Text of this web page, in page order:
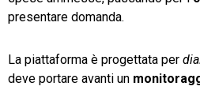
presentare domanda.
La piattaforma è progettata per
deve portare avanti un